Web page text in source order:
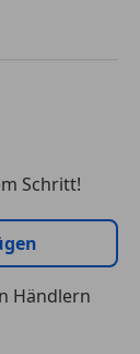
Schritt!
Händlern